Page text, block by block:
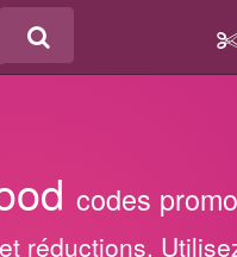
codes
réductions.